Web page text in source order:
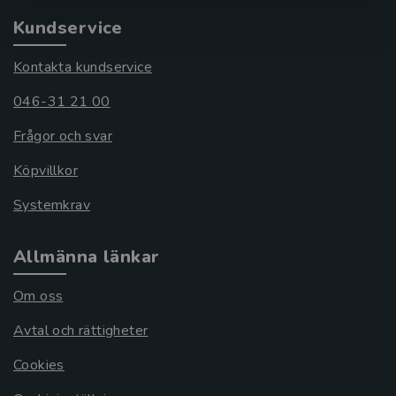
Kundservice
Kontakta kundservice
046-31 21 00
Frågor och svar
Köpvillkor
Systemkrav
Allmänna länkar
Om oss
Avtal och rättigheter
Cookies